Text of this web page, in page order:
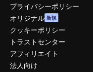
プライバシーポリシー
オリジナル 新規
クッキーポリシー
トラストセンター
アフィリエイト
法人向け